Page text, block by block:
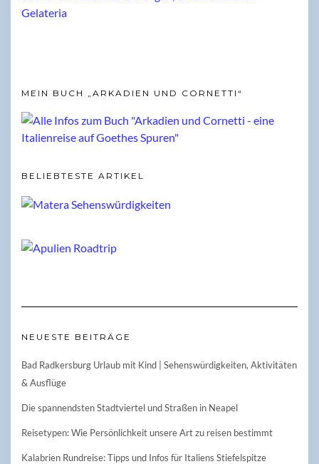
MEIN BUCH „ARKADIEN UND CORNETTI“
BELIEBTESTE ARTIKEL
NEUESTE BEITRÄGE
Bad Radkersburg Urlaub mit Kind | Sehenswürdigkeiten, Aktivitäten
& Ausflüge
Die spannendsten Stadtviertel und Straßen in Neapel
Reisetypen: Wie Persönlichkeit unsere Art zu reisen bestimmt
Kalabrien Rundreise: Tipps und Infos für Italiens Stiefelspitze